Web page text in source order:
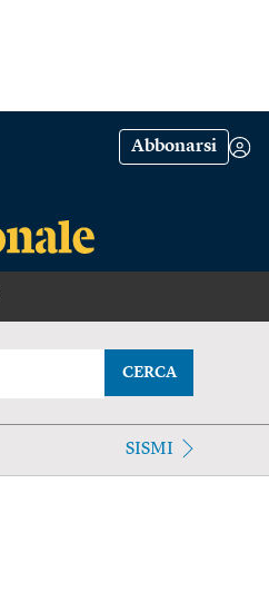
Abbonarsi
CERCA
SISMI